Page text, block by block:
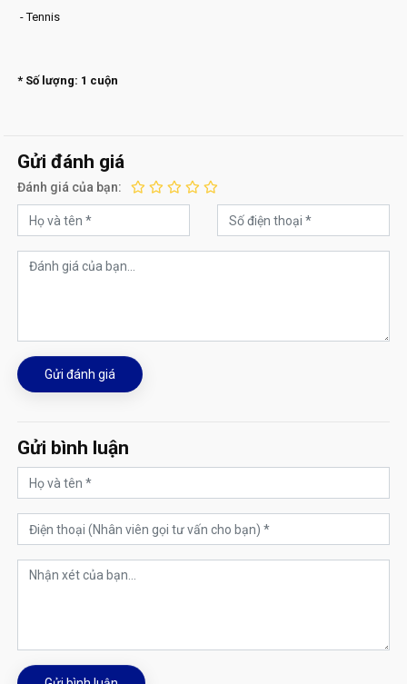
- Tennis
* Số lượng: 1 cuộn
Gửi đánh giá
Đánh giá của bạn:
Gửi đánh giá
Gửi bình luận